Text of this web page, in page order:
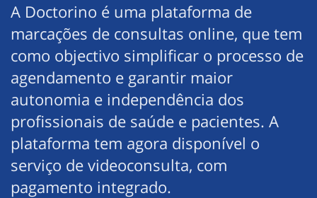
A Doctorino é uma plataforma de
marcações de consultas online, que tem
como objectivo simplificar o processo de
agendamento e garantir maior
autonomia e independência dos
profissionais de saúde e pacientes. A
plataforma tem agora disponível o
serviço de videoconsulta, com
pagamento integrado.